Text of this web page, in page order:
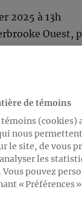
2025 à 13h
Ouest,
et toutes
y voir en
de témoins
(cookies)
nous
le site, de vous
les
pouvez
« Préférences